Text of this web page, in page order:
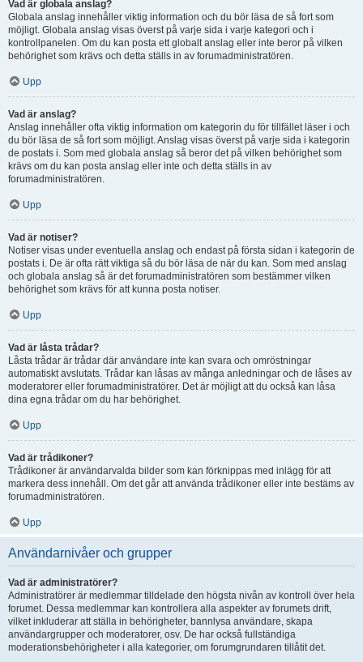
Vad är globala anslag?
Globala anslag innehåller viktig information och du bör läsa de så fort som
möjligt. Globala anslag visas överst på varje sida i varje kategori och i
kontrollpanelen. Om du kan posta ett globalt anslag eller inte beror på vilken
behörighet som krävs och detta ställs in av forumadministratören.
Upp
Vad är anslag?
Anslag innehåller ofta viktig information om kategorin du för tillfället läser i och
du bör läsa de så fort som möjligt. Anslag visas överst på varje sida i kategorin
de postats i. Som med globala anslag så beror det på vilken behörighet som
krävs om du kan posta anslag eller inte och detta ställs in av
forumadministratören.
Upp
Vad är notiser?
Notiser visas under eventuella anslag och endast på första sidan i kategorin de
postats i. De är ofta rätt viktiga så du bör läsa de när du kan. Som med anslag
och globala anslag så är det forumadministratören som bestämmer vilken
behörighet som krävs för att kunna posta notiser.
Upp
Vad är låsta trådar?
Låsta trådar är trådar där användare inte kan svara och omröstningar
automatiskt avslutats. Trådar kan låsas av många anledningar och de låses av
moderatorer eller forumadministratörer. Det är möjligt att du också kan låsa
dina egna trådar om du har behörighet.
Upp
Vad är trådikoner?
Trådikoner är användarvalda bilder som kan förknippas med inlägg för att
markera dess innehåll. Om det går att använda trådikoner eller inte bestäms av
forumadministratören.
Upp
Användarnivåer och grupper
Vad är administratörer?
Administratörer är medlemmar tilldelade den högsta nivån av kontroll över hela
forumet. Dessa medlemmar kan kontrollera alla aspekter av forumets drift,
vilket inkluderar att ställa in behörigheter, bannlysa användare, skapa
användargrupper och moderatorer, osv. De har också fullständiga
moderationsbehörigheter i alla kategorier, om forumgrundaren tillåtit det.